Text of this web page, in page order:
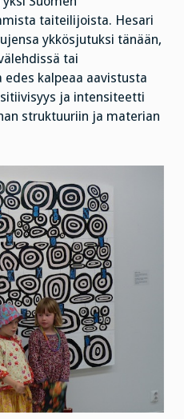
taiteilijoista. Hesari
ykkösjutuksi tänään,
tai
kalpeaa aavistusta
ja intensiteetti
struktuuriin ja materian